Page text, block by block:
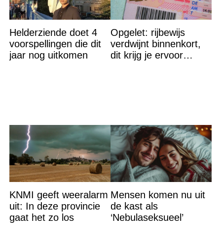
Helderziende doet 4
voorspellingen die dit
jaar nog uitkomen
Opgelet: rijbewijs
verdwijnt binnenkort,
dit krijg je ervoor
KNMI geeft weeralarm
uit: In deze provincie
gaat het zo los
Mensen komen nu uit
de kast als
‘Nebulaseksueel’